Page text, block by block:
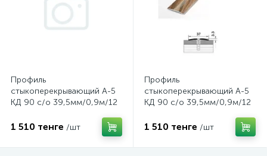
Профиль
стыкоперекрывающий А-5
КД 90 с/о 39,5мм/0,9м/12
1 510 тенге /шт
Профиль
стыкоперекрывающий А-5
КД 90 с/о 39,5мм/0,9м/12
1 510 тенге /шт